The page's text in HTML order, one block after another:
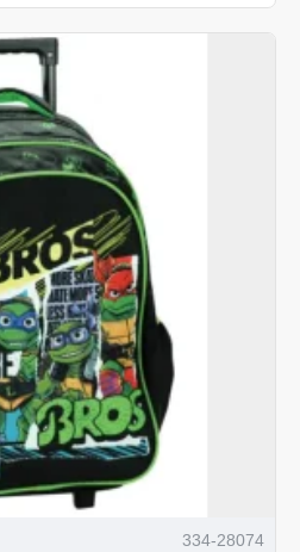
334-28074